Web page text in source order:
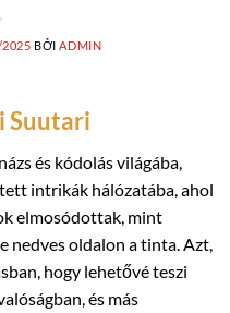
BỞI ADMIN
Suutari
és kódolás világába,
intrikák hálózatába, ahol
elmosódottak, mint
nedves oldalon a tinta. Azt,
hogy lehetővé teszi
és más